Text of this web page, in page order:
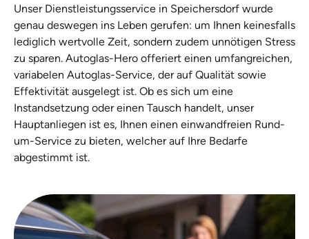
Unser Dienstleistungsservice in Speichersdorf wurde
genau deswegen ins Leben gerufen: um Ihnen keinesfalls
lediglich wertvolle Zeit, sondern zudem unnötigen Stress
zu sparen. Autoglas-Hero offeriert einen umfangreichen,
variabelen Autoglas-Service, der auf Qualität sowie
Effektivität ausgelegt ist. Ob es sich um eine
Instandsetzung oder einen Tausch handelt, unser
Hauptanliegen ist es, Ihnen einen einwandfreien Rund-
um-Service zu bieten, welcher auf Ihre Bedarfe
abgestimmt ist.